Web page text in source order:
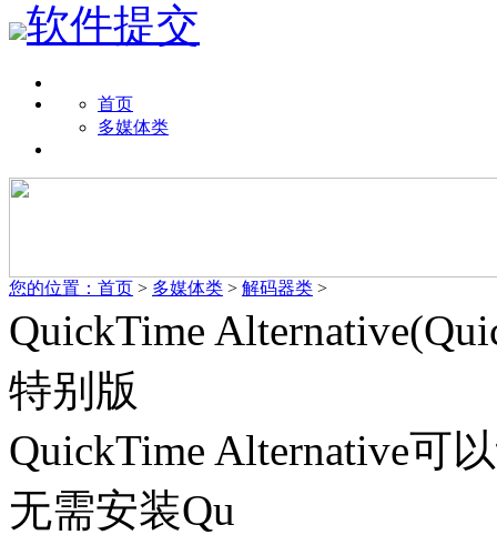
软件提交
首页
多媒体类
您的位置： 首页 > 多媒体类 > 解码器类 >
QuickTime
特别版
QuickTime Alternative可
无需安装Qu